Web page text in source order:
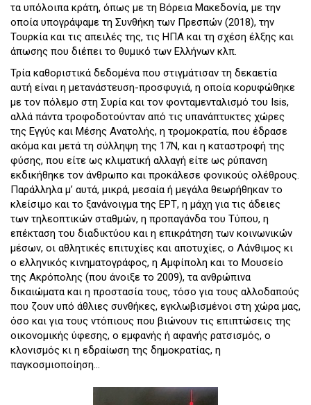
τα υπόλοιπα κράτη, όπως με τη Βόρεια Μακεδονία, με την
οποία υπογράψαμε τη Συνθήκη των Πρεσπών (2018), την
Τουρκία και τις απειλές της, τις ΗΠΑ και τη σχέση έλξης και
άπωσης που διέπει το θυμικό των Ελλήνων κλπ.
Τρία καθοριστικά δεδομένα που στιγμάτισαν τη δεκαετία
αυτή είναι η μετανάστευση-προσφυγιά, η οποία κορυφώθηκε
με τον πόλεμο στη Συρία και τον φονταμενταλισμό του Isis,
αλλά πάντα τροφοδοτούνταν από τις υπανάπτυκτες χώρες
της Εγγύς και Μέσης Ανατολής, η τρομοκρατία, που έδρασε
ακόμα και μετά τη σύλληψη της 17Ν, και η καταστροφή της
φύσης, που είτε ως κλιματική αλλαγή είτε ως ρύπανση
εκδικήθηκε τον άνθρωπο και προκάλεσε φονικούς ολέθρους.
Παράλληλα μ’ αυτά, μικρά, μεσαία ή μεγάλα θεωρήθηκαν το
κλείσιμο και το ξανάνοιγμα της ΕΡΤ, η μάχη για τις άδειες
των τηλεοπτικών σταθμών, η προπαγάνδα του Τύπου, η
επέκταση του διαδικτύου και η επικράτηση των κοινωνικών
μέσων, οι αθλητικές επιτυχίες και αποτυχίες, ο Λάνθιμος κι
ο ελληνικός κινηματογράφος, η Αμφίπολη και το Μουσείο
της Ακρόπολης (που άνοιξε το 2009), τα ανθρώπινα
δικαιώματα και η προστασία τους, τόσο για τους αλλοδαπούς
που ζουν υπό άθλιες συνθήκες, εγκλωβισμένοι στη χώρα μας,
όσο και για τους ντόπιους που βιώνουν τις επιπτώσεις της
οικονομικής ύφεσης, ο εμφανής ή αφανής ρατσισμός, ο
κλονισμός κι η εδραίωση της δημοκρατίας, η
παγκοσμιοποίηση…